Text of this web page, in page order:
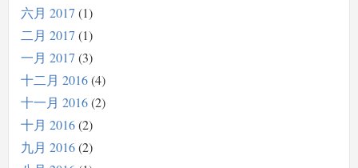
六月 2017 1
二月 2017 1
一月 2017 3
十二月 2016 4
十一月 2016 2
十月 2016 2
九月 2016 2